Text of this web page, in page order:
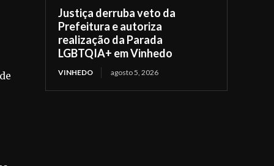
Justiça derruba veto da
Prefeitura e autoriza
realização da Parada
LGBTQIA+ em Vinhedo
VINHEDO agosto 5, 2026